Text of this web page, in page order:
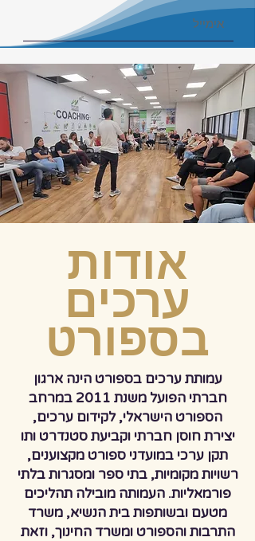
לחצו לשלוח
אודות
ערכים
בספורט
עמותת ערכים בספורט הינה ארגון
חברתי הפועל משנת 2011 במרחב
הספורט הישראלי, לקידום ערכים,
יצירת חוסן חברתי וקביעת סטנדרט ותו
תקן ערכי במועדני ספורט מקצוענים,
רשויות מקומיות, בתי ספר ומסגרות בלתי
פורמאליות. העמותה מובילה תהליכים
מטעם ובשותפות בית הנשיא, משרד
התרבות והספורט ומשרד החינוך, וזאת